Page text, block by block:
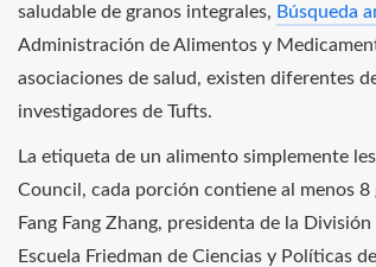
saludable de granos integrales, Búsqueda
Administración de Alimentos y
asociaciones de salud, existen diferentes
investigadores de Tufts.
La etiqueta de un alimento simplemente
Council, cada porción contiene al menos
Fang Fang Zhang, presidenta de la
Escuela Friedman de Ciencias y Políticas